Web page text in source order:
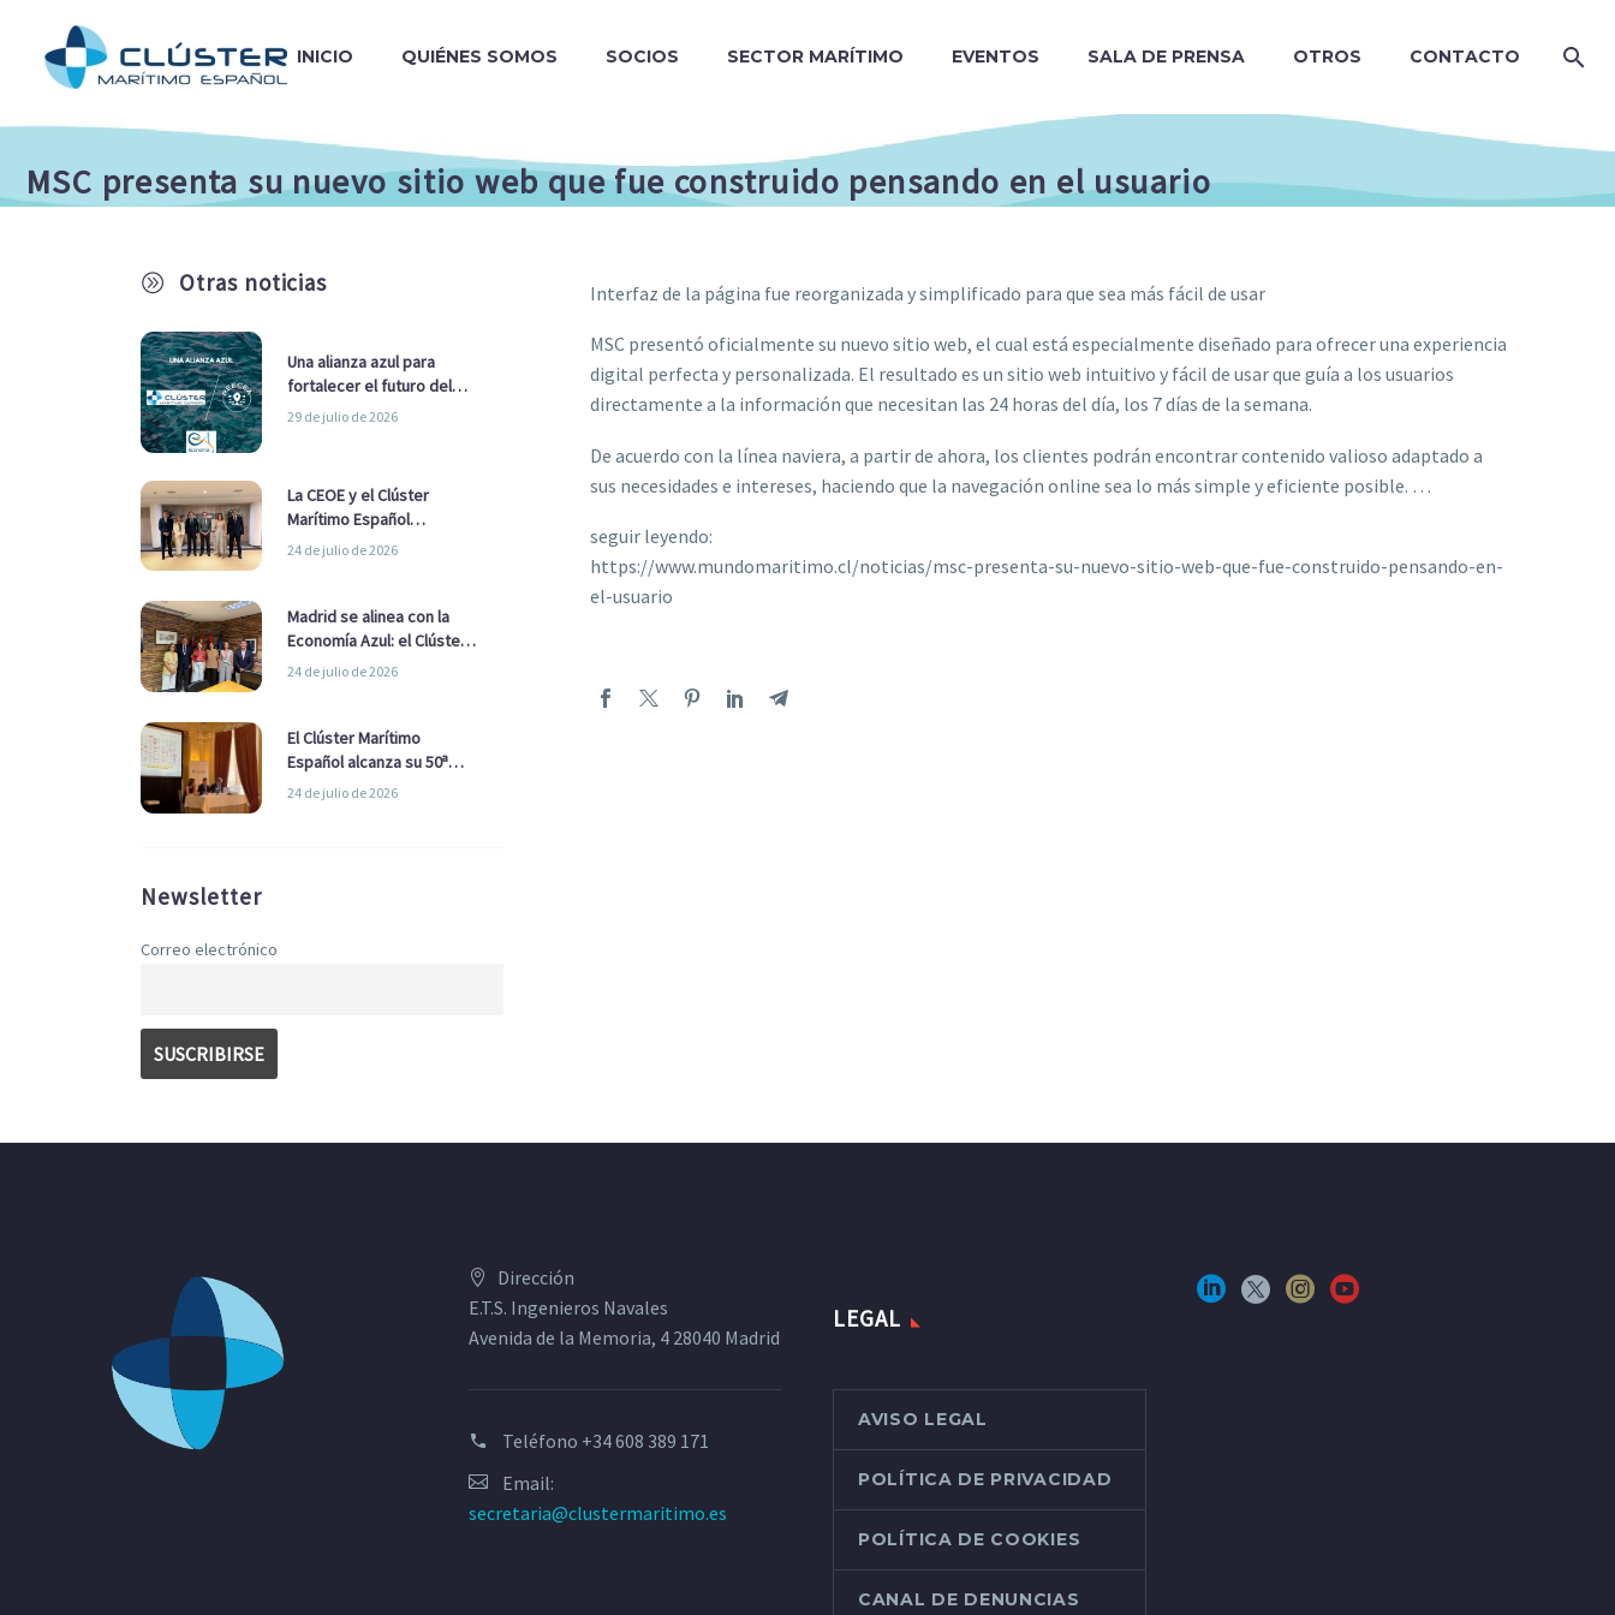
INICIO QUIÉNES SOMOS SOCIOS SECTOR MARÍTIMO EVENTOS SALA DE PRENSA OTROS CONTACTO
MSC presenta su nuevo sitio web que fue construido pensando en el usuario
A Otras noticias
Una alianza azul para
fortalecer el futuro del
sector marítimo
29 de julio de 2026
La CEOE y el Clúster
Marítimo Español
refuerzan su alianza para
24 de julio de 2026
Madrid se alinea con la
Economía Azul: el Clúster
Marítimo Español y la Real
Ayuntamiento
24 de julio de 2026
El Clúster Marítimo
Español alcanza su 50ª
Asamblea reafirmando su
24 de julio de 2026
Newsletter
Correo electrónico
Interfaz de la página fue reorganizada y simplificado para que sea más fácil de usar
MSC presentó oficialmente su nuevo sitio web, el cual está especialmente diseñado para ofrecer una experiencia
digital perfecta y personalizada. El resultado es un sitio web intuitivo y fácil de usar que guía a los usuarios
directamente a la información que necesitan las 24 horas del día, los 7 días de la semana.
De acuerdo con la línea naviera, a partir de ahora, los clientes podrán encontrar contenido valioso adaptado a
sus necesidades e intereses, haciendo que la navegación online sea lo más simple y eficiente posible. …
seguir leyendo:
https://www.mundomaritimo.cl/noticias/msc-presenta-su-nuevo-sitio-web-que-fue-construido-pensando-en-
el-usuario
Dirección
E.T.S. Ingenieros Navales
Avenida de la Memoria, 4 28040 Madrid
Teléfono +34 608 389 171
Email:
secretaria@clustermaritimo.es
LEGAL
AVISO LEGAL
POLÍTICA DE PRIVACIDAD
POLÍTICA DE COOKIES
CANAL DE DENUNCIAS